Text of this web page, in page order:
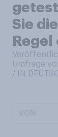
Sie
Regel
Umfrage
/ IN